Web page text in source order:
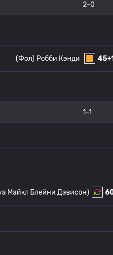
2-0
Робби Кэнди
(Фол)
1-1
Майкл Блейни Дэвисон)